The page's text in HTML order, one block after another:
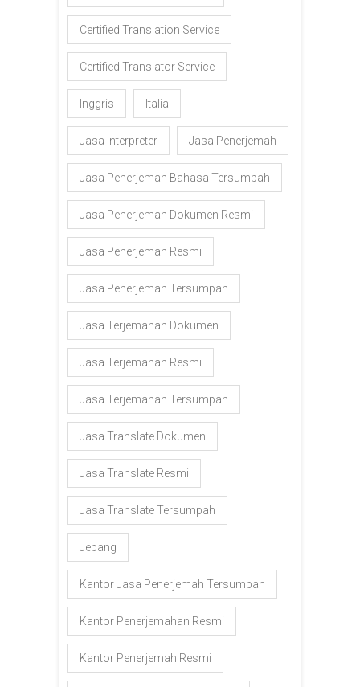
Certified Translation Service
Certified Translator Service
Inggris Italia
Jasa Interpreter Jasa Penerjemah
Jasa Penerjemah Bahasa Tersumpah
Jasa Penerjemah Dokumen Resmi
Jasa Penerjemah Resmi
Jasa Penerjemah Tersumpah
Jasa Terjemahan Dokumen
Jasa Terjemahan Resmi
Jasa Terjemahan Tersumpah
Jasa Translate Dokumen
Jasa Translate Resmi
Jasa Translate Tersumpah
Jepang
Kantor Jasa Penerjemah Tersumpah
Kantor Penerjemahan Resmi
Kantor Penerjemah Resmi